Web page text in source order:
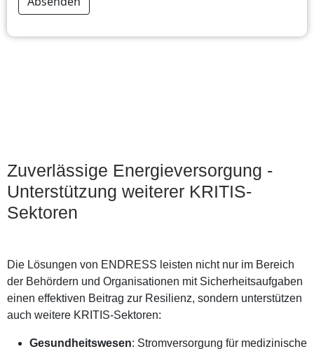
Zuverlässige Energieversorgung -
Unterstützung weiterer KRITIS-
Sektoren
Die Lösungen von ENDRESS leisten nicht nur im Bereich
der Behördern und Organisationen mit Sicherheitsaufgaben
einen effektiven Beitrag zur Resilienz, sondern unterstützen
auch weitere KRITIS-Sektoren:
Gesundheitswesen: Stromversorgung für medizinische